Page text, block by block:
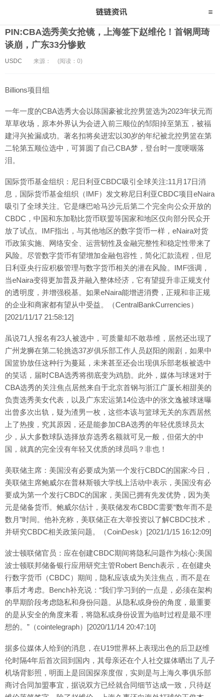
PIN:CBA选秀美女抢镜，上海签下赵维伦！首钢周琦
谈崩，广东33分惨败
USDC 来源： (阅读：0)
Billions项目组
一年一度的CBA选秀大会以陈国豪被北控男篮选为2023年状元而
草草收场，原本外界认为会进入前三顺位的邹阳掉至第五，被福
建浔兴捡漏成功。著名扣将矣进宏以30岁的年纪被北控男篮在第
二轮第五顺位选中，可算圆了自己CBA梦，登台时一度哽咽落
泪。
国际货币基金组织：尼日利亚CBDC吸引全球关注:11月17日消
息，国际货币基金组织（IMF）发文称尼日利亚CBDC项目eNaira
吸引了全球关注。它是继巴哈马沙元后第二个完全向公众开放的
CBDC，中国和东加勒比货币联盟等国家和地区仅向部分民众开
放了试点。IMF指出，与其他地区的数字货币一样，eNaira对货
币政策实施、网络安全、运营韧性及金融完整性和稳定性带来了
风险。尽管数字货币有望增加金融包容性，简化汇款流程，但尼
日利亚央行应积极管理与数字货币相关的潜在风险。IMF强调，
当eNaira变得更加普及并融入整体经济，它有望提升非正规支付
的透明度，并增强税基。如果eNaira能增进消费，正规和非正规
的企业和商家都有望从中受益。（CentralBankCurrencies）
[2021/11/17 21:58:12]
虽说71人报名有23人被选中，可质量却不敢恭维，居然还出现了
广州龙狮在第二轮挑选37岁俱乐部工作人员赵阳的闹剧，如果中
国篮协放任这种行为蔓延，未来甚至还会出现俱乐部老板被选中
的笑话，届时CBA选秀将彻底变为鸡肋。此外，媒体与球迷对于
CBA选秀的关注焦点居然来自于北京首钢与浙江广厦长相甜美的
负责选秀美女代表，以及广东宏运第14位选中的张文逸被球迷曝
出曾多次出轨，疑为渣男一枚，这些本该与篮球无关的东西居然
上了热搜，究其原因，还是能参加CBA选秀的年轻优质球员太
少，从大多数球队选择放弃选秀名额就可见一般，但偌大的中
国，就真的完全没有年轻又优质的球员吗？非也！
美联储主席：美国没有必要成为第一个发行CBDC的国家:今日，
美联储主席鲍威尔在普林斯顿大学线上活动中表示，美国没有必
要成为第一个发行CBDC的国家，美国已拥有先发优势，因为美
元是储备货币。鲍威尔估计，美联储发布CBDC需要“数年而不是
数月”时间。他补充称，美联储正在大举投资以了解CBDC技术，
并研究CBDC相关政策问题。（CoinDesk）[2021/1/15 16:12:09]
波士顿联储官员：应在创建CBDC期间将隐私问题作为核心:美国
波士顿联邦储备银行应用研究主管Robert Bench表示，在创建央
行数字货币（CBDC）期间，隐私应该成为关注焦点，而不是在
事后才考虑。Bench补充说：“我们学习到的一点是，必须在架构
的早期阶段考虑隐私和身份问题。从隐私或身份的角度，最重要
的是从安全的角度来看，将隐私或身份设置为临时过程是最不理
想的。”（cointelegraph）[2020/11/14 20:47:10]
据多位媒体人给到的消息，在U19世界杯上表现出色的后卫赵维
伦时隔4年后首次回到国内，其母亲还在个人社交媒体晒出了儿子
机场背影照，明面上是回国探亲度假，实则是与上海久事俱乐部
商讨合同加盟事宜，据说双方已经就合同细节达成一致，只待赵